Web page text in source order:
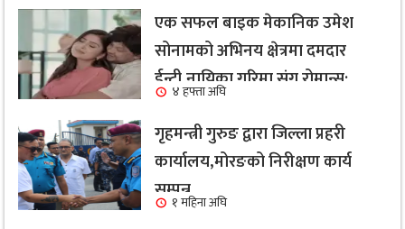
एक सफल बाइक मेकानिक उमेश
सोनामको अभिनय क्षेत्रमा दमदार
ईन्ट्री,नायिका गरिमा संग रोमान्स:
हेर्नुहोस भिडियो ।
४ हफ्ता अघि
गृहमन्त्री गुरुङ द्वारा जिल्ला प्रहरी
कार्यालय,मोरङको निरीक्षण कार्य
सम्पन्न१ महिना अघि